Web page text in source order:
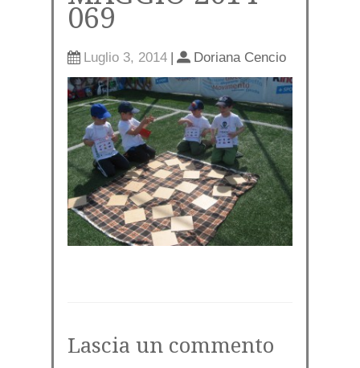
069
Luglio 3, 2014 | Doriana Cencio
Lascia un commento